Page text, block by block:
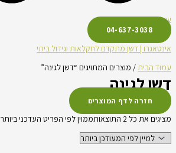
עגלת קניות
04-637-3038
אינטאגרו | דשן מתקדם לחקלאות וגידול ביתי
עמוד הבית/ מוצרים המתויגים “דשן לגינה”
דשן לגינה
חזרה לדף המוצרים
מציגים את כל ⁦2⁩ התוצאות ממוין לפי הפריט העדכני ביותר